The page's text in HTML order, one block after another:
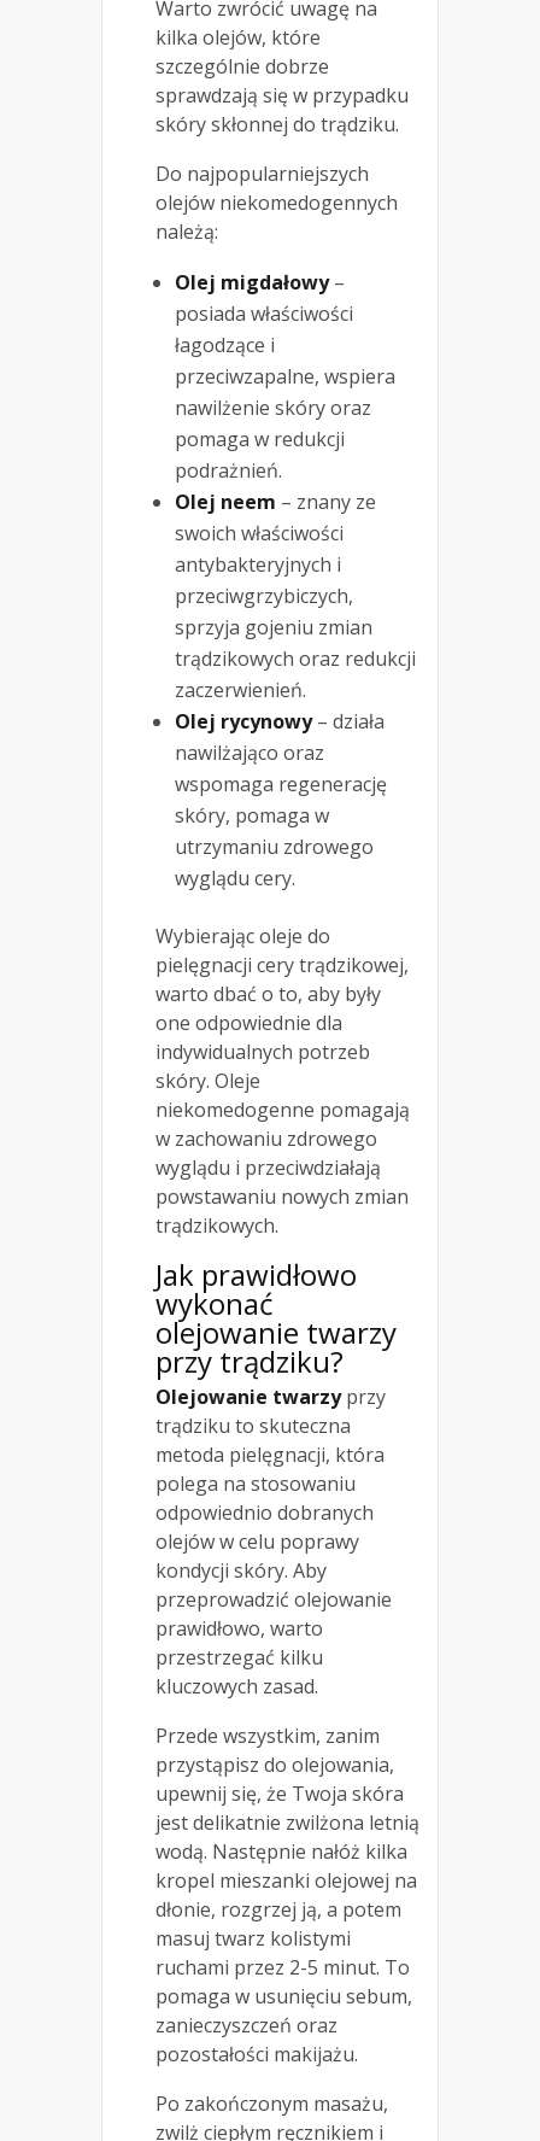
Warto zwrócić uwagę na
kilka olejów, które
szczególnie dobrze
sprawdzają się w przypadku
skóry skłonnej do trądziku.
Do najpopularniejszych
olejów niekomedogennych
należą:
Olej migdałowy–
posiada właściwości
łagodzące i
przeciwzapalne, wspiera
nawilżenie skóry oraz
pomaga w redukcji
podrażnień.
Olej neem – znany ze
swoich właściwości
antybakteryjnych i
przeciwgrzybiczych,
sprzyja gojeniu zmian
trądzikowych oraz redukcji
zaczerwienień.
Olej rycynowy– działa
nawilżająco oraz
wspomaga regenerację
skóry, pomaga w
utrzymaniu zdrowego
wyglądu cery.
Wybierając oleje do
pielęgnacji cery trądzikowej,
warto dbać o to, aby były
one odpowiednie dla
indywidualnych potrzeb
skóry. Oleje
niekomedogenne pomagają
w zachowaniu zdrowego
wyglądu i przeciwdziałają
powstawaniu nowych zmian
trądzikowych.
Jak prawidłowo
wykonać
olejowanie twarzy
przy trądziku?
Olejowanie twarzyprzy
trądziku to skuteczna
metoda pielęgnacji, która
polega na stosowaniu
odpowiednio dobranych
olejów w celu poprawy
kondycji skóry. Aby
przeprowadzić olejowanie
prawidłowo, warto
przestrzegać kilku
kluczowych zasad.
Przede wszystkim, zanim
przystąpisz do olejowania,
upewnij się, że Twoja skóra
jest delikatnie zwilżona letnią
wodą. Następnie nałóż kilka
kropel mieszanki olejowej na
dłonie, rozgrzej ją, a potem
masuj twarz kolistymi
ruchami przez 2-5 minut. To
pomaga w usunięciu sebum,
zanieczyszczeń oraz
pozostałości makijażu.
Po zakończonym masażu,
zwilż ciepłym ręcznikiem i